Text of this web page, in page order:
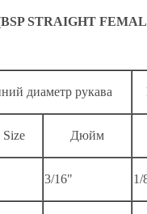
STRAIGHT
диаметр рукава
Size Дюйм
3/16" 1/